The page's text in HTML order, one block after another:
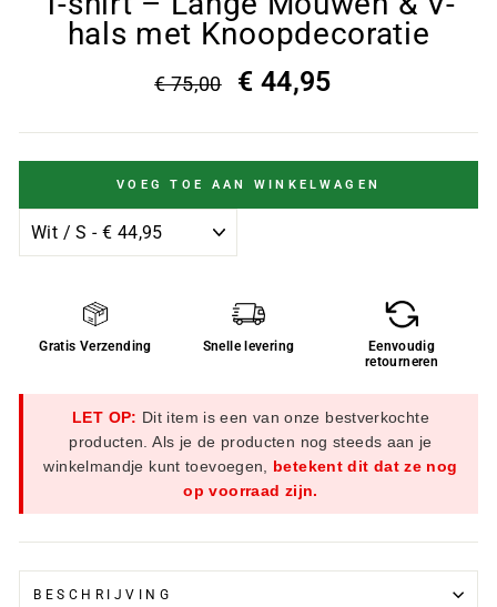
hals met Knoopdecoratie
€ 75,00 € 44,95
VOEG TOE AAN WINKELWAGEN
Gratis Verzending Snelle levering
Eenvoudig
retourneren
LET OP: Dit item is een van onze bestverkochte
producten. Als je de producten nog steeds aan je
winkelmandje kunt toevoegen, betekent dit dat ze nog
op voorraad zijn.
BESCHRIJVING